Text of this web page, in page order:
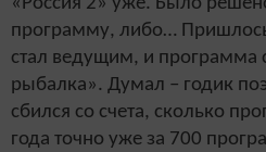
программу, либо…
стал ведущим, и программа
рыбалка». Думал – годик
сбился со счета, сколько
года точно уже за 700